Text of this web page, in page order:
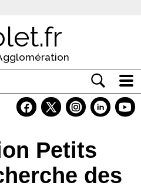
Petits
des